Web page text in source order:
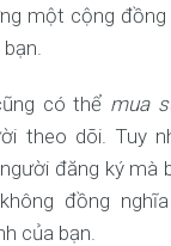
một cộng
có thể mua
theo dõi. Tuy
đăng ký mà
đồng
của bạn.